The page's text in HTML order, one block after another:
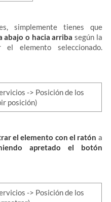
simplemente tienes que
abajo o hacia arriba según la
elemento seleccionado.
el elemento con el ratón a
apretado el botón